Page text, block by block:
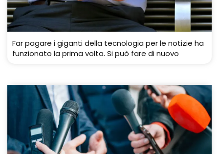
Far pagare i giganti della tecnologia per le notizie ha
funzionato la prima volta. Si può fare di nuovo